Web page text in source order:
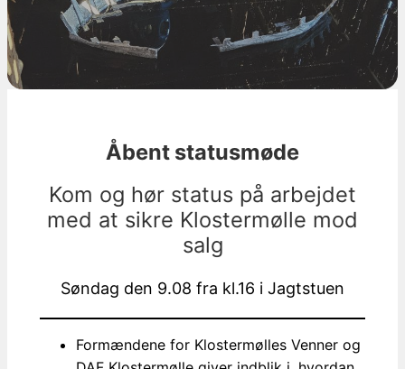
Åbent statusmøde
Kom og hør status på arbejdet
med at sikre Klostermølle mod
salg
Søndag den 9.08 fra kl.16 i Jagtstuen
Formændene for Klostermølles Venner og